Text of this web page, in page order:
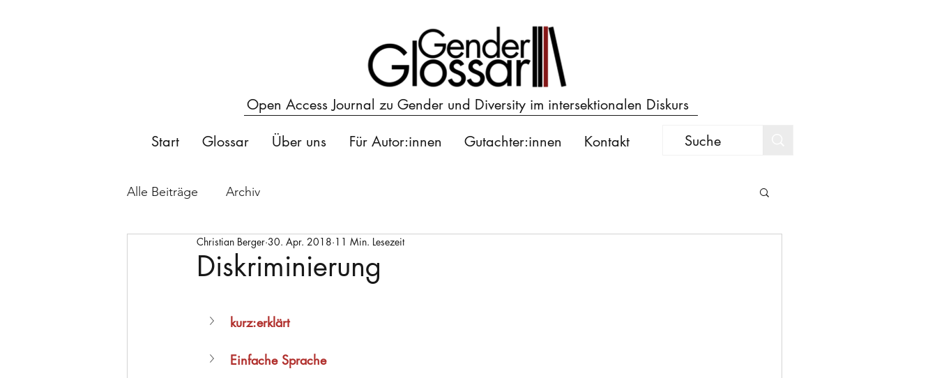
Open Access Journal zu Gender und Diversity im intersektionalen Diskurs
Start Glossar Über uns Für Autor:innen Gutachter:innen Kontakt
Alle Beiträge Archiv
Diskriminierung
Christian Berger 30. Apr. 2018 11 Min. Lesezeit
kurz:erklärt
Einfache Sprache